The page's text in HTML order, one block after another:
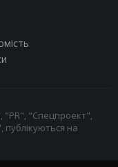
"PR", "Спецпроект",
на